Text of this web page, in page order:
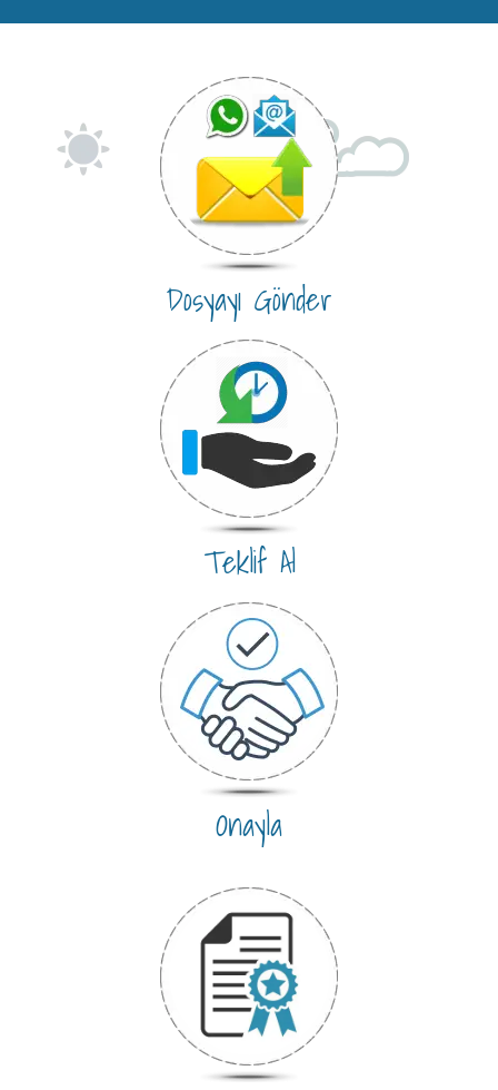
Dosyayı Gönder
Teklif Al
Onayla